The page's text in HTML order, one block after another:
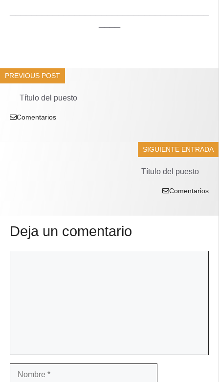
PREVIOUS POST
Título del puesto
Comentarios
SIGUIENTE ENTRADA
Título del puesto
Comentarios
Deja un comentario